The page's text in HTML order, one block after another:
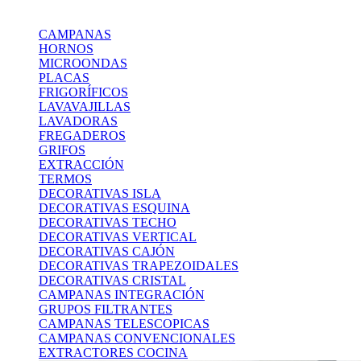
CAMPANAS
HORNOS
MICROONDAS
PLACAS
FRIGORÍFICOS
LAVAVAJILLAS
LAVADORAS
FREGADEROS
GRIFOS
EXTRACCIÓN
TERMOS
DECORATIVAS ISLA
DECORATIVAS ESQUINA
DECORATIVAS TECHO
DECORATIVAS VERTICAL
DECORATIVAS CAJÓN
DECORATIVAS TRAPEZOIDALES
DECORATIVAS CRISTAL
CAMPANAS INTEGRACIÓN
GRUPOS FILTRANTES
CAMPANAS TELESCOPICAS
CAMPANAS CONVENCIONALES
EXTRACTORES COCINA